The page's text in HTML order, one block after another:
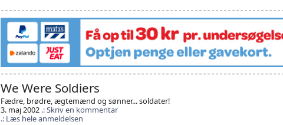
We Were Soldiers
Fædre, brødre, ægtemænd og sønner... soldater!
3. maj 2002
Skriv en kommentar
Læs hele anmeldelsen